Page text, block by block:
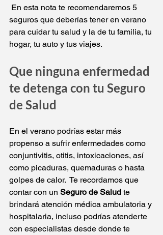
En esta nota te recomendaremos 5
seguros que deberías tener en verano
para cuidar tu salud y la de tu familia, tu
hogar, tu auto y tus viajes.
Que ninguna enfermedad
te detenga con tu Seguro
de Salud
En el verano podrías estar más
propenso a sufrir enfermedades como
conjuntivitis, otitis, intoxicaciones, así
como picaduras, quemaduras o hasta
golpes de calor.  Te recordamos que
contar con un Seguro de Salud te
brindará atención médica ambulatoria y
hospitalaria, incluso podrías atenderte
con especialistas desde donde te